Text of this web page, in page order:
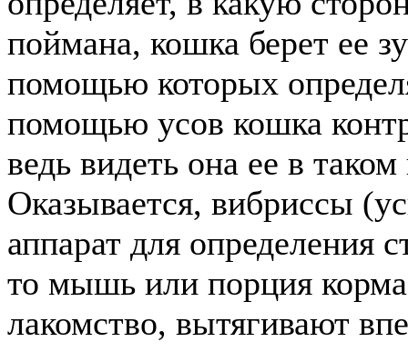
поймана, кошка берет ее
помощью которых
помощью усов кошка
ведь видеть она ее в
Оказывается, вибриссы
аппарат для определения
то мышь или порция
лакомство, вытягивают